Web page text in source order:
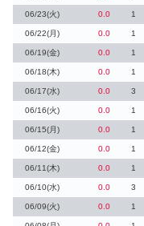
06/23(火) 0.0 1
06/22(月) 0.0 1
06/19(金) 0.0 1
06/18(木) 0.0 1
06/17(水) 0.0 3
06/16(火) 0.0 1
06/15(月) 0.0 1
06/12(金) 0.0 1
06/11(木) 0.0 1
06/10(水) 0.0 3
06/09(火) 0.0 1